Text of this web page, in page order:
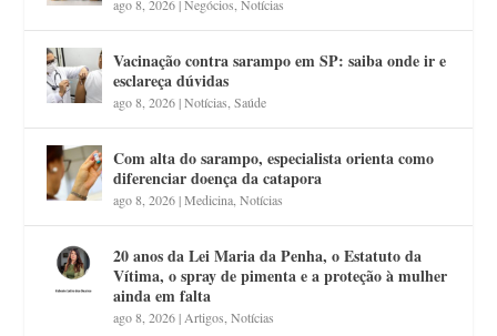
ago 8, 2026|Negócios ,Notícias
Vacinação contra sarampo em SP: saiba onde ir e
esclareça dúvidas
ago 8, 2026|Notícias ,Saúde
Com alta do sarampo, especialista orienta como
diferenciar doença da catapora
ago 8, 2026|Medicina ,Notícias
20 anos da Lei Maria da Penha, o Estatuto da
Vítima, o spray de pimenta e a proteção à mulher
ainda em falta
ago 8, 2026| Artigos ,Notícias